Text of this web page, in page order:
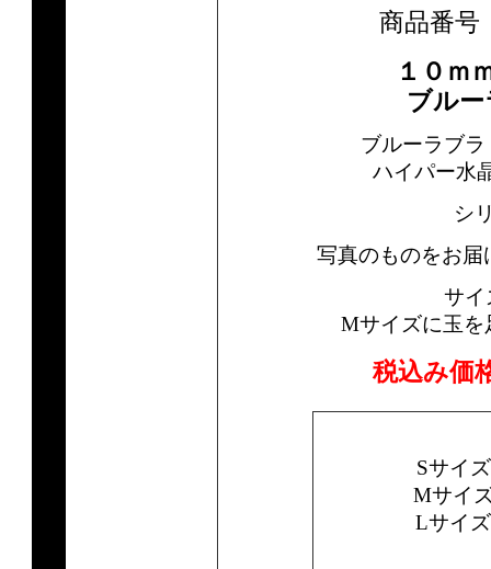
商品番号
１０ｍ
ブル
ブルーラブ
ハイパー水
シ
写真のものをお
サイ
Mサイズに玉を
税込み価
Sサイ
Mサイ
Lサイ